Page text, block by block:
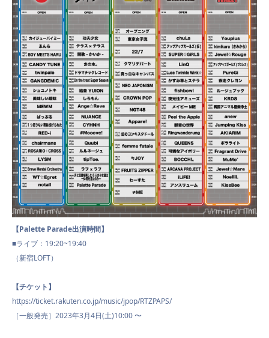
【Palette Parade出演時間】
■ライブ：19:20~19:40
（新宿LOFT）
【チケット】
https://ticket.rakuten.co.jp/music/jpop/RTZPAPS/
［一般発売］2023年3月4日(土)10:00 〜